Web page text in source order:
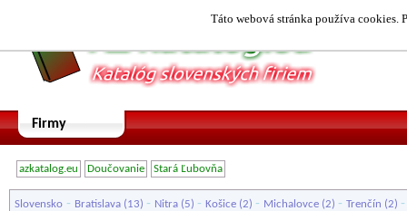
Táto webová stránka používa cookies.
Firmy
azkatalog.eu Doučovanie Stará Ľubovňa
Slovensko - Bratislava (13) - Nitra (5) - Košice (2) - Michalovce (2) - Trenčín (2)